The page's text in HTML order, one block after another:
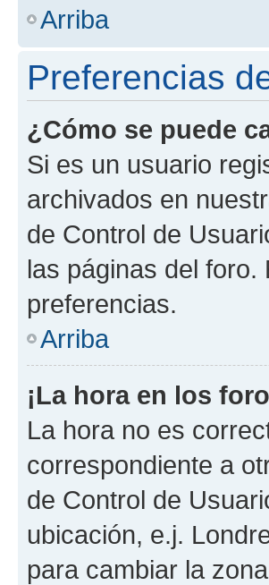
Arriba
Preferencias
¿Cómo se puede
Si es un usuario
archivados en
de Control de
las páginas del
preferencias.
Arriba
¡La hora en los
La hora no es
correspondiente a
de Control de
ubicación, e.j.
para cambiar la